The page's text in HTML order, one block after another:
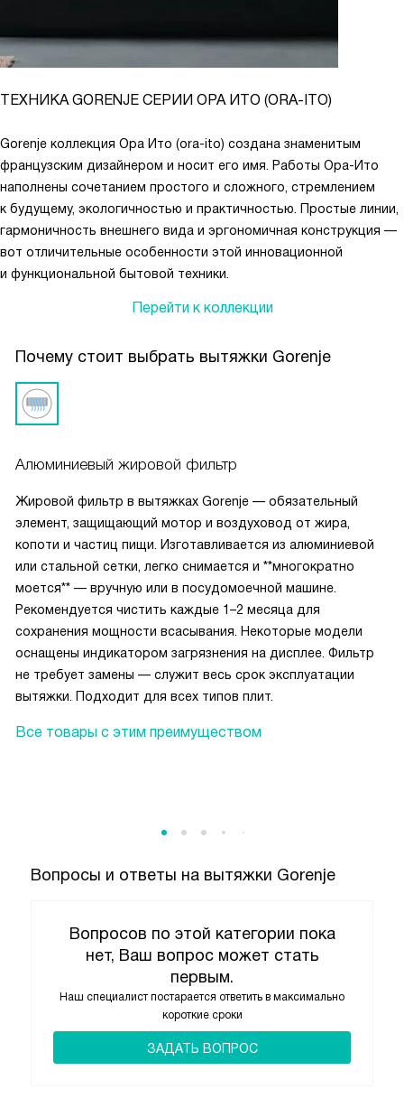
ТЕХНИКА GORENJE СЕРИИ ОРА ИТО (ORA-ITO)
Gorenje коллекция Ора Ито (ora-ito) создана знаменитым
французским дизайнером и носит его имя. Работы Ора-Ито
наполнены сочетанием простого и сложного, стремлением
к будущему, экологичностью и практичностью. Простые линии,
гармоничность внешнего вида и эргономичная конструкция —
вот отличительные особенности этой инновационной
и функциональной бытовой техники.
Перейти к коллекции
Почему стоит выбрать вытяжки Gorenje
Алюминиевый жировой фильтр
Жировой фильтр в вытяжках Gorenje — обязательный
элемент, защищающий мотор и воздуховод от жира,
копоти и частиц пищи. Изготавливается из алюминиевой
или стальной сетки, легко снимается и **многократно
моется** — вручную или в посудомоечной машине.
Рекомендуется чистить каждые 1–2 месяца для
сохранения мощности всасывания. Некоторые модели
оснащены индикатором загрязнения на дисплее. Фильтр
не требует замены — служит весь срок эксплуатации
вытяжки. Подходит для всех типов плит.
Все товары с этим преимуществом
Вопросы и ответы на вытяжки Gorenje
Вопросов по этой категории пока
нет, Ваш вопрос может стать
первым.
Наш специалист постарается ответить в максимально
короткие сроки
ЗАДАТЬ ВОПРОС